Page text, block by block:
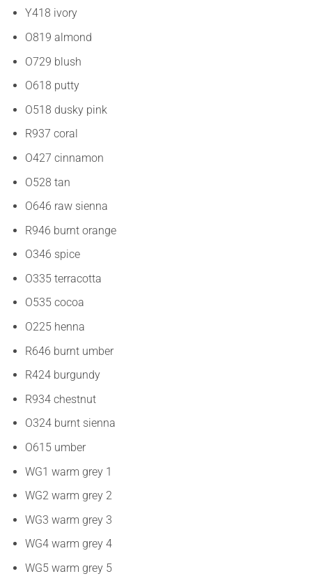
Y418 ivory
O819 almond
O729 blush
O618 putty
O518 dusky pink
R937 coral
O427 cinnamon
O528 tan
O646 raw sienna
R946 burnt orange
O346 spice
O335 terracotta
O535 cocoa
O225 henna
R646 burnt umber
R424 burgundy
R934 chestnut
O324 burnt sienna
O615 umber
WG1 warm grey 1
WG2 warm grey 2
WG3 warm grey 3
WG4 warm grey 4
WG5 warm grey 5